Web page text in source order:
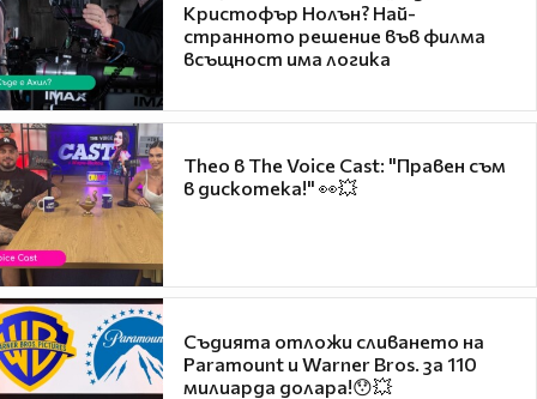
Кристофър Нолън? Най-
странното решение във филма
всъщност има логика
Theo в The Voice Cast: "Правен съм
в дискотека!" 👀💥
Съдията отложи сливането на
Paramount и Warner Bros. за 110
милиарда долара!😯💥